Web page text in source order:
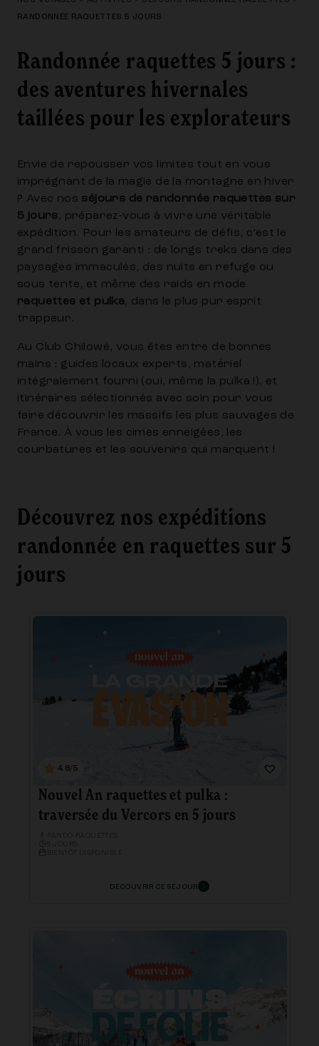
RANDONNÉE RAQUETTES 5 JOURS
Randonnée raquettes 5 jours :
des aventures hivernales
taillées pour les explorateurs
Envie de repousser vos limites tout en vous
imprégnant de la magie de la montagne en hiver
? Avec nos séjours de randonnée raquettes sur
5 jours , préparez-vous à vivre une véritable
expédition. Pour les amateurs de défis, c’est le
grand frisson garanti : de longs treks dans des
paysages immaculés, des nuits en refuge ou
sous tente, et même des raids en mode
raquettes et pulka, dans le plus pur esprit
trappeur.
Au Club Chilowé, vous êtes entre de bonnes
mains : guides locaux experts, matériel
intégralement fourni (oui, même la pulka !), et
itinéraires sélectionnés avec soin pour vous
faire découvrir les massifs les plus sauvages de
France. À vous les cimes enneigées, les
courbatures et les souvenirs qui marquent !
Découvrez nos expéditions
randonnée en raquettes sur 5
jours
4.8/5
Nouvel An raquettes et pulka :
traversée du Vercors en 5 jours
DÉCOUVRIR CE SÉJOUR